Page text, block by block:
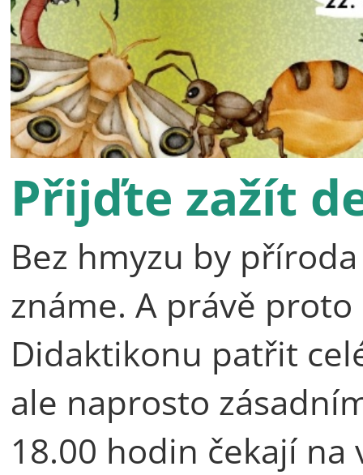
Přijďte zažít
Bez hmyzu by
známe. A právě
Didaktikonu patřit
ale naprosto
18.00 hodin čekají na